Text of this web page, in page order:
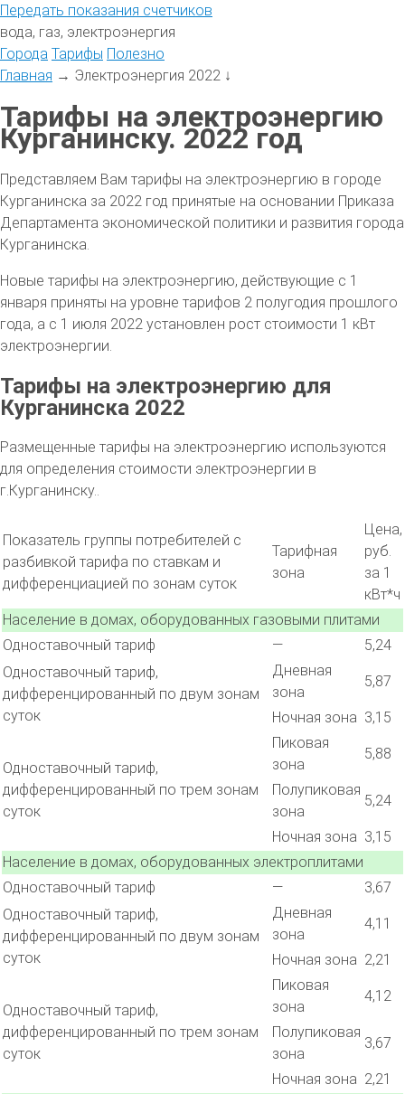
Передать показания счетчиков
вода, газ, электроэнергия
Города Тарифы Полезно
Главная → Электроэнергия 2022 ↓
Тарифы на электроэнергию
Курганинску. 2022 год
Представляем Вам тарифы на электроэнергию в городе
Курганинска за 2022 год принятые на основании Приказа
Департамента экономической политики и развития города
Курганинска.
Новые тарифы на электроэнергию, действующие с 1
января приняты на уровне тарифов 2 полугодия прошлого
года, а с 1 июля 2022 установлен рост стоимости 1 кВт
электроэнергии.
Тарифы на электроэнергию для
Курганинска 2022
Размещенные тарифы на электроэнергию используются
для определения стоимости электроэнергии в
г.Курганинску..
Показатель группы потребителей с
разбивкой тарифа по ставкам и
дифференциацией по зонам суток
Тарифная
зона
Цена,
руб.
за 1
кВт*ч
Население в домах, оборудованных газовыми плитами
Одноставочный тариф
—
5,24
Одноставочный тариф,
дифференцированный по двум зонам
суток
Дневная
зона
5,87
Ночная зона 3,15
Одноставочный тариф,
дифференцированный по трем зонам
суток
Пиковая
зона
5,88
Полупиковая
зона
5,24
Ночная зона 3,15
Население в домах, оборудованных электроплитами
Одноставочный тариф
—
3,67
Одноставочный тариф,
дифференцированный по двум зонам
суток
Дневная
зона
4,11
Ночная зона 2,21
Одноставочный тариф,
дифференцированный по трем зонам
суток
Пиковая
зона
4,12
Полупиковая
зона
3,67
Ночная зона 2,21